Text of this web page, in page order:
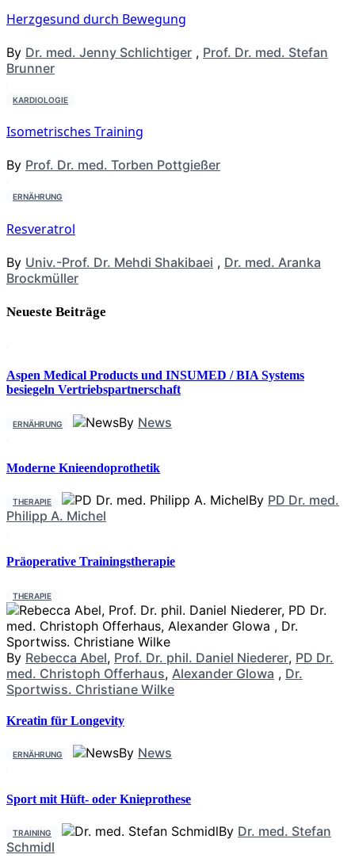
Herzgesund durch Bewegung
By Dr. med. Jenny Schlichtiger , Prof. Dr. med. Stefan
Brunner
KARDIOLOGIE
Isometrisches Training
By Prof. Dr. med. Torben Pottgießer
ERNÄHRUNG
Resveratrol
By Univ.-Prof. Dr. Mehdi Shakibaei , Dr. med. Aranka
Brockmüller
Neueste Beiträge
Aspen Medical Products und INSUMED / BIA Systems
besiegeln Vertriebspartnerschaft
ERNÄHRUNG By News
Moderne Knieendoprothetik
THERAPIE By PD Dr. med.
Philipp A. Michel
Präoperative Trainingstherapie
THERAPIE
By Rebecca Abel, Prof. Dr. phil. Daniel Niederer, PD Dr.
med. Christoph Offerhaus, Alexander Glowa , Dr.
Sportwiss. Christiane Wilke
Kreatin für Longevity
ERNÄHRUNG By News
Sport mit Hüft- oder Knieprothese
TRAINING By Dr. med. Stefan
Schmidl